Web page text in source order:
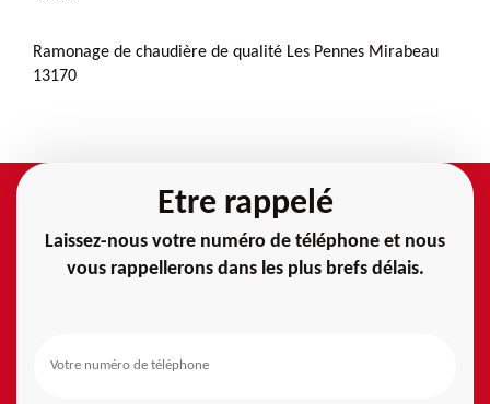
Ramonage de chaudière de qualité Les Pennes Mirabeau
13170
Etre rappelé
Laissez-nous votre numéro de téléphone et nous
vous rappellerons dans les plus brefs délais.